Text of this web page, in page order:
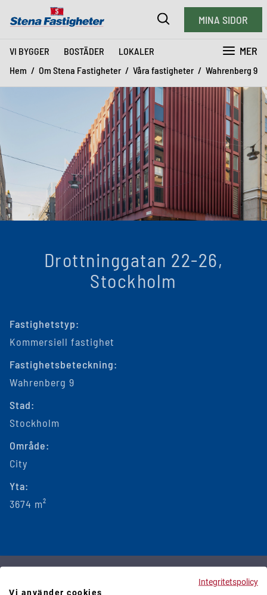
VI BYGGER BOSTÄDER LOKALER MER
MINA SIDOR
Hem Om Stena Fastigheter Våra fastigheter Wahrenberg 9
Drottninggatan 22-26,
Stockholm
Fastighetstyp:
Kommersiell fastighet
Fastighetsbeteckning:
Wahrenberg 9
Stad:
Stockholm
Område:
City
Yta:
3674 m²
Stena Fastigheter
Integritetspolicy
Vi använder cookies